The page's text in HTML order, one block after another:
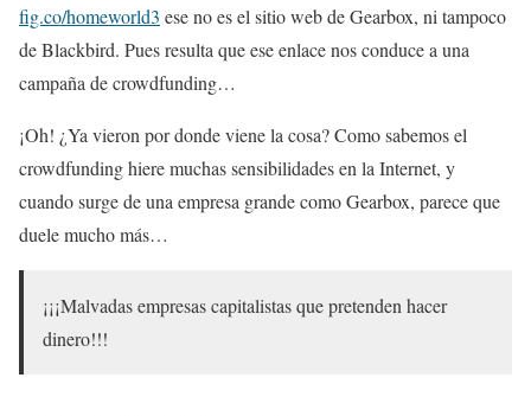
fig.co/homeworld3 ese no es el sitio web de Gearbox, ni tampoco
de Blackbird. Pues resulta que ese enlace nos conduce a una
campaña de crowdfunding…
¡Oh! ¿Ya vieron por donde viene la cosa? Como sabemos el
crowdfunding hiere muchas sensibilidades en la Internet, y
cuando surge de una empresa grande como Gearbox, parece que
duele mucho más…
¡¡¡Malvadas empresas capitalistas que pretenden hacer
dinero!!!